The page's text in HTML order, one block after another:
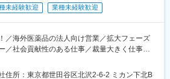
定める業務
。
ません。直行直帰スタイルで、スケジュール
できます。
未経験歓迎 業種未経験歓迎
海外医薬品の法人向け営業／拡大フェーズ
／社会貢献性のある仕事／裁量大きく仕事が
住所：東京都世田谷区北沢2-6-2 ミカン下北B